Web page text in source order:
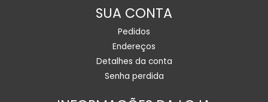
SUA CONTA
Pedidos
Endereços
Detalhes da conta
Senha perdida